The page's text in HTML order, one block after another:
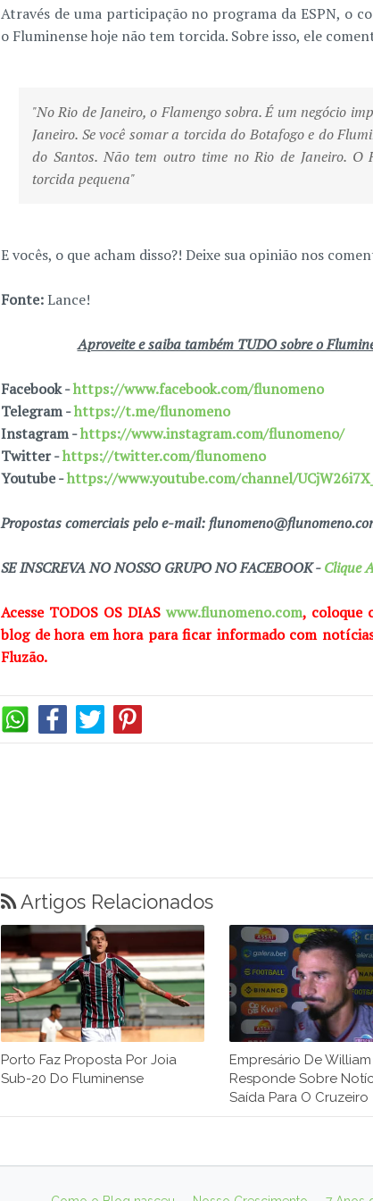
Através de uma participação no programa da ESPN, o
o Fluminense hoje não tem torcida. Sobre isso, ele
"No Rio de Janeiro, o Flamengo sobra. É um negócio
Janeiro. Se você somar a torcida do Botafogo e do
do Santos. Não tem outro time no Rio de Janeiro.
torcida pequena"
E vocês, o que acham disso?! Deixe sua opinião nos
Fonte:Lance!
Aproveite e saiba também TUDO sobre o
Facebook -https://www.facebook.com/flunomeno
Telegram -https://t.me/flunomeno
Instagram -https://www.instagram.com/flunomeno/
Twitter -https://twitter.com/flunomeno
Youtube -https://www.youtube.com/channel/
Propostas comerciais pelo e-mail:
SE INSCREVA NO NOSSO GRUPO NO FACEBOOK -Clique
Acesse TODOS OS DIAS www.flunomeno.com, coloque
blog dehora em hora para ficar informado com
Fluzão.
Artigos Relacionados
Porto Faz Proposta Por Joia
Sub-20 Do Fluminense
Empresário De
Responde Sobre
Saída Para O Cruzeiro